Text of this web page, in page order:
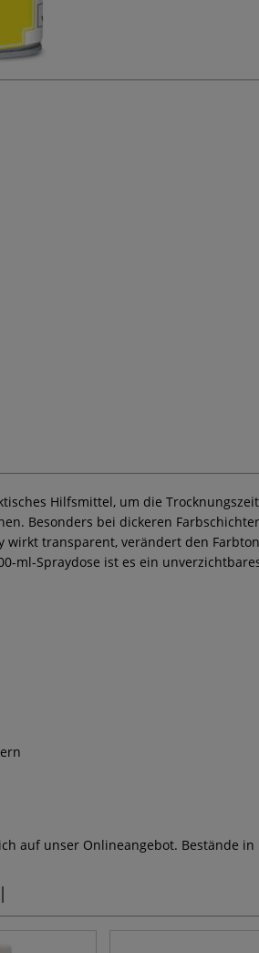
Hilfsmittel, um die
Besonders bei dickeren
transparent, verändert den
ml-Spraydose ist es ein
auf unser Onlineangebot. Bestände